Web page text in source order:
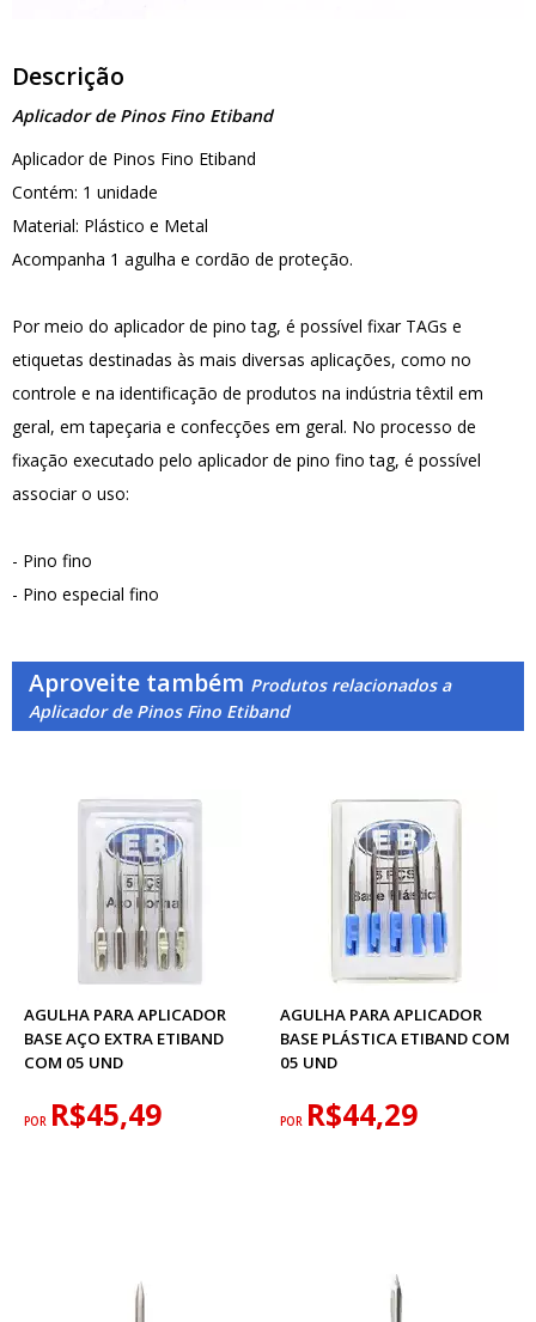
Descrição
Aplicador de Pinos Fino Etiband
Aplicador de Pinos Fino Etiband
Contém: 1 unidade
Material: Plástico e Metal
Acompanha 1 agulha e cordão de proteção.
Por meio do aplicador de pino tag, é possível fixar TAGs e
etiquetas destinadas às mais diversas aplicações, como no
controle e na identificação de produtos na indústria têxtil em
geral, em tapeçaria e confecções em geral. No processo de
fixação executado pelo aplicador de pino fino tag, é possível
associar o uso:
- Pino fino
- Pino especial fino
Aproveite também Produtos relacionados a
Aplicador de Pinos Fino Etiband
AGULHA PARA APLICADOR
BASE AÇO EXTRA ETIBAND
COM 05 UND
POR R$45,49
AGULHA PARA APLICADOR
BASE PLÁSTICA ETIBAND COM
05 UND
POR R$44,29